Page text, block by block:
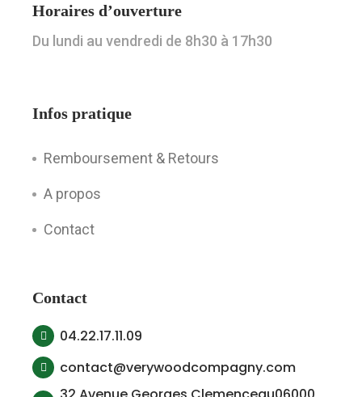
Horaires d’ouverture
Du lundi au vendredi de 8h30 à 17h30
Infos pratique
Remboursement & Retours
A propos
Contact
Contact
04.22.17.11.09
contact@verywoodcompagny.com